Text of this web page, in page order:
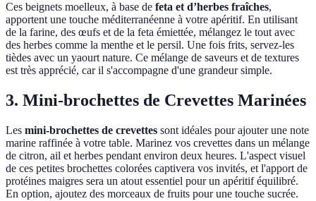
Ces beignets moelleux, à base de feta et d’herbes fraîches,
apportent une touche méditerranéenne à votre apéritif. En utilisant
de la farine, des œufs et de la feta émiettée, mélangez le tout avec
des herbes comme la menthe et le persil. Une fois frits, servez-les
tièdes avec un yaourt nature. Ce mélange de saveurs et de textures
est très apprécié, car il s'accompagne d'une grandeur simple.
3. Mini-brochettes de Crevettes Marinées
Les mini-brochettes de crevettes sont idéales pour ajouter une note
marine raffinée à votre table. Marinez vos crevettes dans un mélange
de citron, ail et herbes pendant environ deux heures. L'aspect visuel
de ces petites brochettes colorées captivera vos invités, et l'apport de
protéines maigres sera un atout essentiel pour un apéritif équilibré.
En option, ajoutez des morceaux de fruits pour une touche sucrée.